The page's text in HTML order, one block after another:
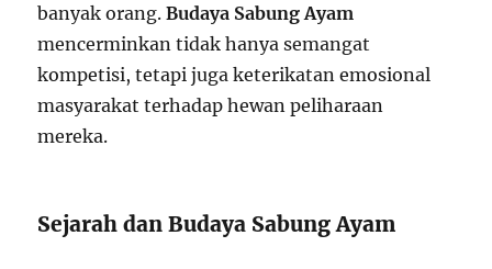
banyak orang.Budaya Sabung Ayam
mencerminkan tidak hanya semangat
kompetisi, tetapi juga keterikatan emosional
masyarakat terhadap hewan peliharaan
mereka.
Sejarah dan Budaya Sabung Ayam